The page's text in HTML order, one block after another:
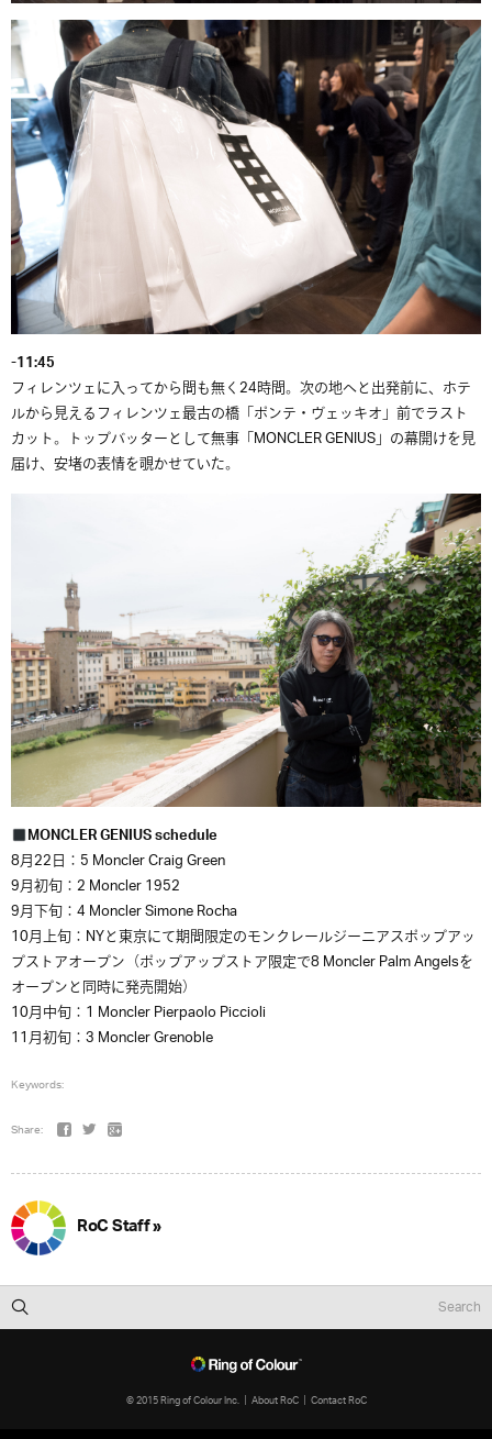
-11:45
フィレンツェに入ってから間も無く24時間。次の地へと出発前に、ホテ
ルから見えるフィレンツェ最古の橋「ポンテ・ヴェッキオ」前でラスト
カット。トップバッターとして無事「MONCLER GENIUS」の幕開けを見
届け、安堵の表情を覗かせていた。
MONCLER GENIUS schedule
8月22日：5 Moncler Craig Green
9月初旬：2 Moncler 1952
9月下旬：4 Moncler Simone Rocha
10月上旬：NYと東京にて期間限定のモンクレールジーニアスポップアッ
プストアオープン（ポップアップストア限定で8 Moncler Palm Angelsを
オープンと同時に発売開始）
10月中旬：1 Moncler Pierpaolo Piccioli
11月初旬：3 Moncler Grenoble
Keywords:
Share:
RoC Staff »
© 2015 Ring of Colour Inc. About RoC Contact RoC